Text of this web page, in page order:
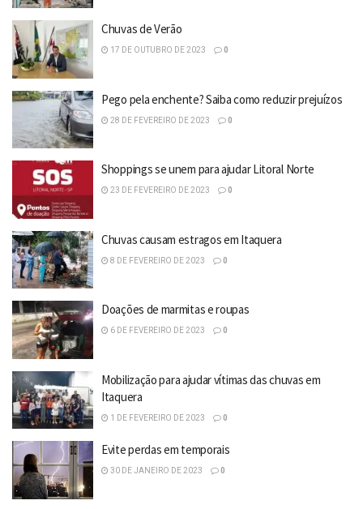
Chuvas de Verão
17 DE OUTUBRO DE 2023 0
Pego pela enchente? Saiba como reduzir prejuízos
28 DE FEVEREIRO DE 2023 0
Shoppings se unem para ajudar Litoral Norte
23 DE FEVEREIRO DE 2023 0
Chuvas causam estragos em Itaquera
8 DE FEVEREIRO DE 2023 0
Doações de marmitas e roupas
6 DE FEVEREIRO DE 2023 0
Mobilização para ajudar vítimas das chuvas em
Itaquera
1 DE FEVEREIRO DE 2023 0
Evite perdas em temporais
30 DE JANEIRO DE 2023 0